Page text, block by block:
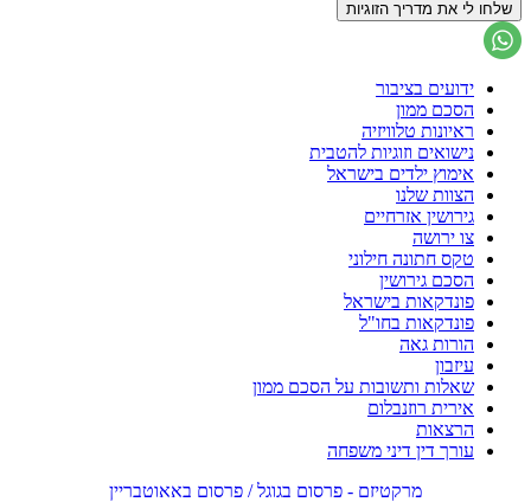
ידועים בציבור
הסכם ממון
ראיונות טלוויזיה
נישואים וזוגיות להטבית
אימוץ ילדים בישראל
הצוות שלנו
גירושין אזרחיים
צו ירושה
טקס חתונה חילוני
הסכם גירושין
פונדקאות בישראל
פונדקאות בחו"ל
הורות גאה
עיזבון
שאלות ותשובות על הסכם ממון
אירית רוזנבלום
הרצאות
עורך דין דיני משפחה
מרקטיזם - פרסום בגוגל / פרסום באאוטבריין